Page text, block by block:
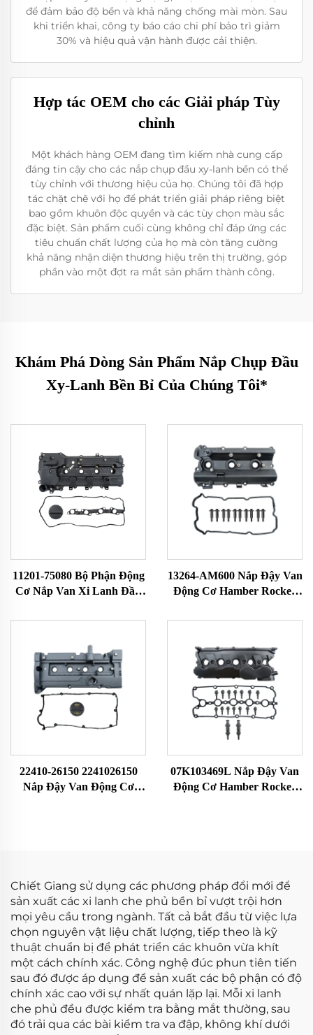
để đảm bảo độ bền và khả năng chống mài mòn. Sau
khi triển khai, công ty báo cáo chi phí bảo trì giảm
30% và hiệu quả vận hành được cải thiện.
Hợp tác OEM cho các Giải pháp Tùy
chỉnh
Một khách hàng OEM đang tìm kiếm nhà cung cấp
đáng tin cậy cho các nắp chụp đầu xy-lanh bền có thể
tùy chỉnh với thương hiệu của họ. Chúng tôi đã hợp
tác chặt chẽ với họ để phát triển giải pháp riêng biệt
bao gồm khuôn độc quyền và các tùy chọn màu sắc
đặc biệt. Sản phẩm cuối cùng không chỉ đáp ứng các
tiêu chuẩn chất lượng của họ mà còn tăng cường
khả năng nhận diện thương hiệu trên thị trường, góp
phần vào một đợt ra mắt sản phẩm thành công.
Khám Phá Dòng Sản Phẩm Nắp Chụp Đầu
Xy-Lanh Bền Bỉ Của Chúng Tôi*
11201-75080 Bộ Phận Động
Cơ Nắp Van Xi Lanh Đầu
Cho Toyota Tacoma 2016-
13264-AM600 Nắp Đậy Van
Động Cơ Hamber Rocker
Rocker Phù Hợp Với Nissan
22410-26150 2241026150
Nắp Đậy Van Động Cơ
07K103469L Nắp Đậy Van
Động Cơ Hamber Rocker
Chiết Giang sử dụng các phương pháp đổi mới để
sản xuất các xi lanh che phủ bền bỉ vượt trội hơn
mọi yêu cầu trong ngành. Tất cả bắt đầu từ việc lựa
chọn nguyên vật liệu chất lượng, tiếp theo là kỹ
thuật chuẩn bị để phát triển các khuôn vừa khít
một cách chính xác. Công nghệ đúc phun tiên tiến
sau đó được áp dụng để sản xuất các bộ phận có độ
chính xác cao với sự nhất quán lặp lại. Mỗi xi lanh
che phủ đều được kiểm tra bằng mắt thường, sau
đó trải qua các bài kiểm tra va đập, không khí dưới